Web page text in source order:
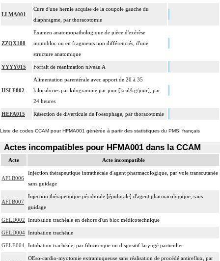
LLMA001
Cure d'une hernie acquise de la coupole gauche du
diaphragme, par thoracotomie
ZZQX188
Examen anatomopathologique de pièce d'exérèse
monobloc ou en fragments non différenciés, d'une
structure anatomique
YYYY015 Forfait de réanimation niveau A
HSLF002
Alimentation parentérale avec apport de 20 à 35
kilocalories par kilogramme par jour [kcal/kg/jour], par
24 heures
HEFA015 Résection de diverticule de l'oesophage, par thoracotomie
Liste de codes CCAM pour HFMA001 générée à partir des statistiques du PMSI français
Actes incompatibles pour HFMA001 dans la CCAM
Acte Acte incompatible
AFLB006
Injection thérapeutique intrathécale d'agent pharmacologique, par voie transcutanée
sans guidage
AFLB007
Injection thérapeutique péridurale [épidurale] d'agent pharmacologique, sans
guidage
GELD002 Intubation trachéale en dehors d'un bloc médicotechnique
GELD004 Intubation trachéale
GELE004 Intubation trachéale, par fibroscopie ou dispositif laryngé particulier
OEso-cardio-myotomie extramuqueuse sans réalisation de procédé antireflux, par